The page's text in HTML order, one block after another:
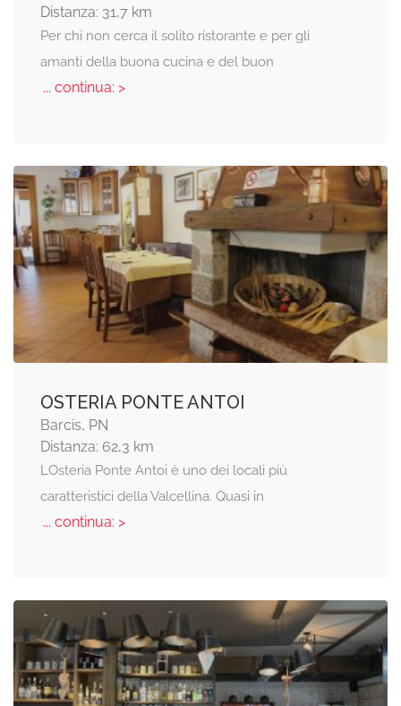
Distanza: 31,7 km
Per chi non cerca il solito ristorante e per gli
amanti della buona cucina e del buon
... continua: >
OSTERIA PONTE ANTOI
Barcis, PN
Distanza: 62,3 km
LOsteria Ponte Antoi è uno dei locali più
caratteristici della Valcellina. Quasi in
... continua: >